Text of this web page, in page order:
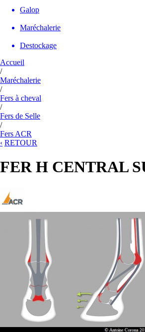
Galop
Maréchalerie
Destockage
Accueil
/
Maréchalerie
/
Fers à cheval
/
Fers de Selle
/
Fers ACR
‹ RETOUR
FER H CENTRAL